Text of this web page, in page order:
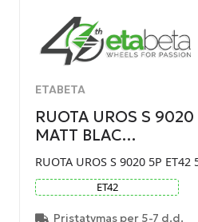
ETABETA
RUOTA UROS S 9020
MATT BLAC…
RUOTA UROS S 9020 5P ET42
ET42
Pristatymas per 5-7 d.d.